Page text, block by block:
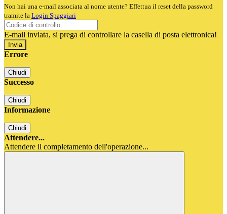
Non hai una e-mail associata al nome utente? Effettua il reset della password
tramite la Login Spaggiari
E-mail inviata, si prega di controllare la casella di posta elettronica!
Errore
Chiudi
Successo
Chiudi
Informazione
Chiudi
Attendere...
Attendere il completamento dell'operazione...